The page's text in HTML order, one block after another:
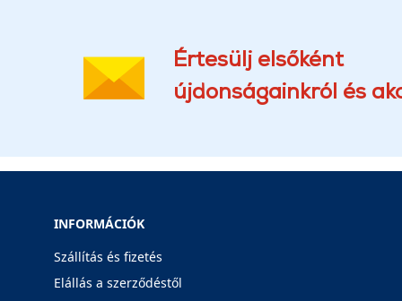
Értesülj elsőként
újdonságainkról és
INFORMÁCIÓK
Szállítás és fizetés
Elállás a szerződéstől